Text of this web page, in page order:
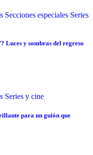
Secciones especiales Series
Luces y sombras del regreso
Series y cine
para un guión que